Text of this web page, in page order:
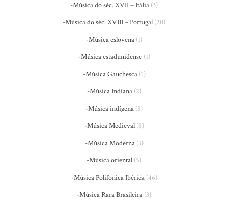
-Música do séc. XVII – Itália (3)
-Música do séc. XVIII – Portugal (20)
-Música eslovena(1)
-Música estadunidense(1)
-Música Gauchesca(1)
-Música Indiana(2)
-Música indígena(8)
-Música Medieval(8)
-Música Moderna(3)
-Música oriental (5)
-Música Polifônica Ibérica(46)
-Música Rara Brasileira (3)